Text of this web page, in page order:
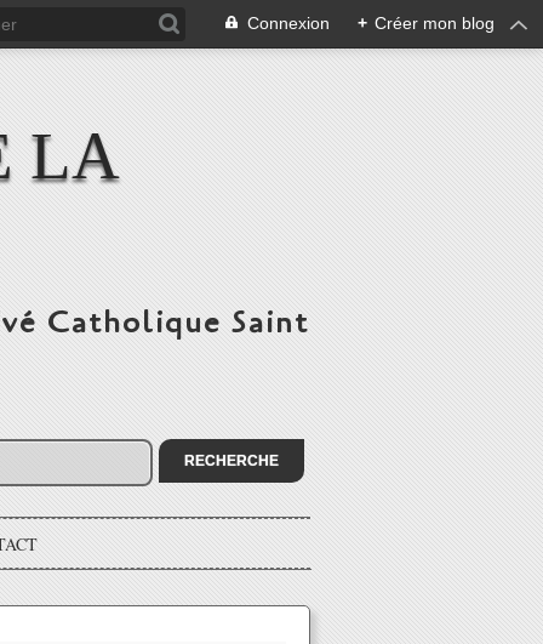
Connexion + Créer mon blog
LA
Catholique Saint